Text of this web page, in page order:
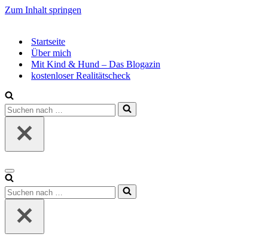
Zum Inhalt springen
Startseite
Über mich
Mit Kind & Hund – Das Blogazin
kostenloser Realitätscheck
Suchen
nach …
Navigationsmenü
Suchen
nach …